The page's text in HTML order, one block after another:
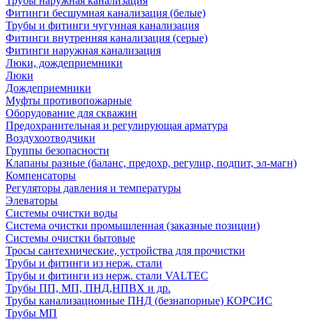
Фитинги бесшумная канализация (белые)
Трубы и фитинги чугунная канализация
Фитинги внутренняя канализация (серые)
Фитинги наружная канализация
Люки, дождеприемники
Люки
Дождеприемники
Муфты противопожарные
Оборудование для скважин
Предохранительная и регулирующая арматура
Воздухоотводчики
Группы безопасности
Клапаны разные (баланс, предохр, регулир, подпит, эл-магн)
Компенсаторы
Регуляторы давления и температуры
Элеваторы
Системы очистки воды
Система очистки промышленная (заказные позиции)
Системы очистки бытовые
Тросы сантехнические, устройства для прочистки
Трубы и фитинги из нерж. стали
Трубы и фитинги из нерж. стали VALTEC
Трубы ПП, МП, ПНД,НПВХ и др.
Трубы канализационные ПНД (безнапорные) КОРСИС
Трубы МП